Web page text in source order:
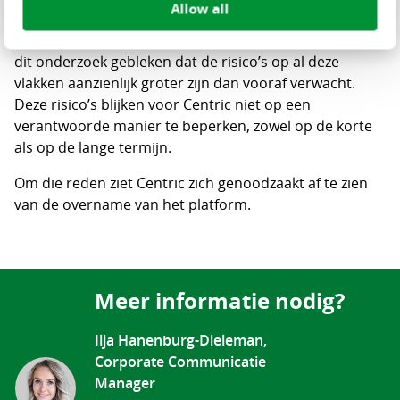
Allow all
is. Daarbij zijn zowel technische, operationele als
dit onderzoek gebleken dat de risico’s op al deze
vlakken aanzienlijk groter zijn dan vooraf verwacht.
Deze risico’s blijken voor Centric niet op een
verantwoorde manier te beperken, zowel op de korte
als op de lange termijn.
Om die reden ziet Centric zich genoodzaakt af te zien
van de overname van het platform.
Meer informatie nodig?
Ilja Hanenburg-Dieleman,
Corporate Communicatie
Manager